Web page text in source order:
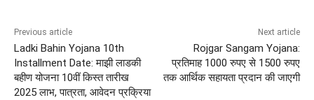
Previous article
Ladki Bahin Yojana 10th
Installment Date: माझी लाडकी
बहीण योजना 10वीं किस्त तारीख
2025 लाभ, पात्रता, आवेदन प्रक्रिया
Next article
Rojgar Sangam Yojana:
प्रतिमाह 1000 रुपए से 1500 रुपए
तक आर्थिक सहायता प्रदान की जाएगी